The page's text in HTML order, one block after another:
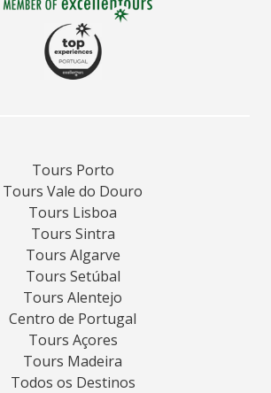
Tours Porto
Tours Vale do Douro
Tours Lisboa
Tours Sintra
Tours Algarve
Tours Setúbal
Tours Alentejo
Centro de Portugal
Tours Açores
Tours Madeira
Todos os Destinos